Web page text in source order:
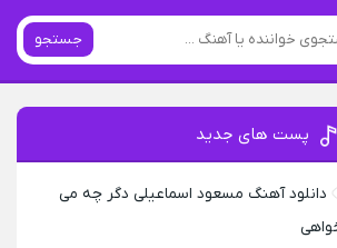
جستجو
پست های جدید
دانلود آهنگ مسعود اسماعیلی دگر چه می